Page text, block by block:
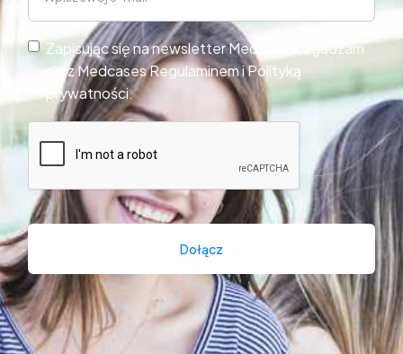
Zapisując się na newsletter Medcases, zgadzam
się z Medcases Regulaminem i Polityką
prywatności.